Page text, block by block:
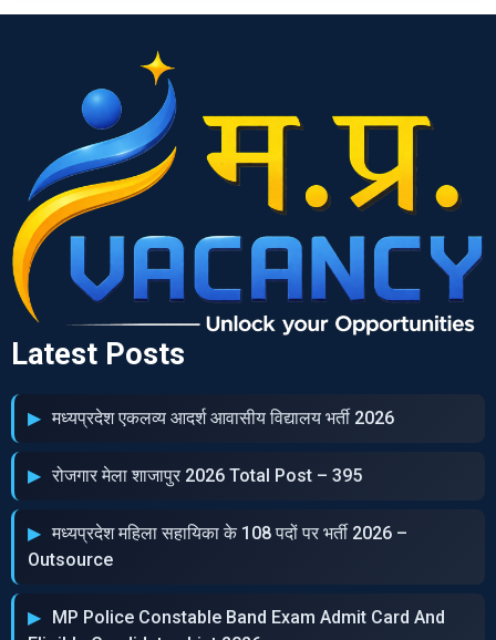
Latest Posts
मध्‍यप्रदेश एकलव्‍य आदर्श आवासीय विद्यालय भर्ती 2026
रोजगार मेला शाजापुर 2026 Total Post – 395
मध्‍यप्रदेश महिला सहायिका के 108 पदों पर भर्ती 2026 –
Outsource
MP Police Constable Band Exam Admit Card And